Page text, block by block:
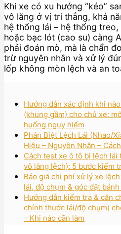
Khi xe có xu hướng “kéo”
vô lăng ở vị trí thẳng, khả
hệ thống lái – hệ thống
hoặc bạc lót (cao su) càng
phải đoán mò, mà là chẩn
trừ nguyên nhân và xử lý
lốp không mòn lệch và an
Hướng dẫn xác định khi
(khung gầm) cho chủ xe:
huống nguy hiểm
Phân Biệt Lệch Lái (Nhao/
Hiệu – Nguyên Nhân –
Cách test xe ô tô bị lệch lái
vô lăng lệch): 5 bước kiểm
Báo giá chi phí xử lý xe
lái, độ chụm & góc đặt
Hướng dẫn kiểm tra & căn
chỉnh thước lái/độ chụm)
– Khi nào cần làm